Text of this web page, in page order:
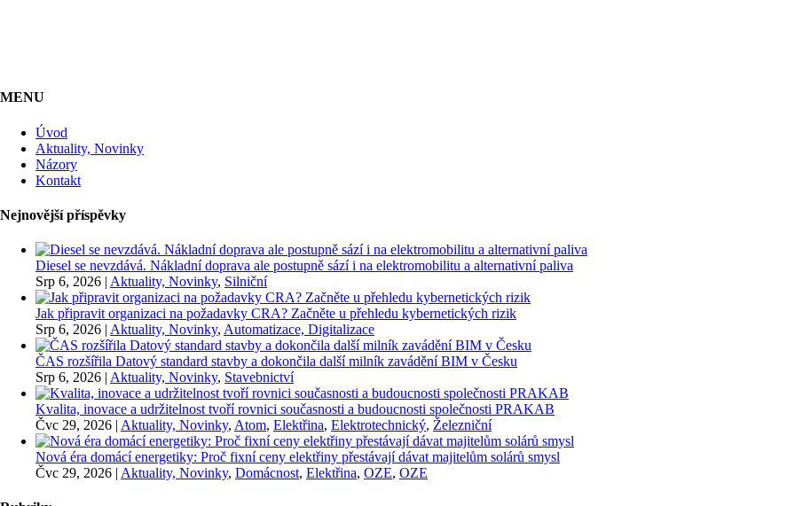
MENU
Úvod
Aktuality, Novinky
Názory
Kontakt
Nejnovější příspěvky
Diesel se nevzdává. Nákladní doprava ale postupně sází i na elektromobilitu a alternativní paliva
Srp 6, 2026 | Aktuality, Novinky, Silniční
Jak připravit organizaci na požadavky CRA? Začněte u přehledu kybernetických rizik
Srp 6, 2026 | Aktuality, Novinky, Automatizace, Digitalizace
ČAS rozšířila Datový standard stavby a dokončila další milník zavádění BIM v Česku
Srp 6, 2026 | Aktuality, Novinky, Stavebnictví
Kvalita, inovace a udržitelnost tvoří rovnici současnosti a budoucnosti společnosti PRAKAB
Čvc 29, 2026 | Aktuality, Novinky, Atom, Elektřina, Elektrotechnický, Železniční
Nová éra domácí energetiky: Proč fixní ceny elektřiny přestávají dávat majitelům solárů smysl
Čvc 29, 2026 | Aktuality, Novinky, Domácnost, Elektřina, OZE, OZE